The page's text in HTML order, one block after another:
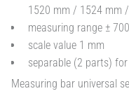
1520 mm / 1524 mm
measuring range ±
scale value 1 mm
separable (2 parts)
Measuring bar universal